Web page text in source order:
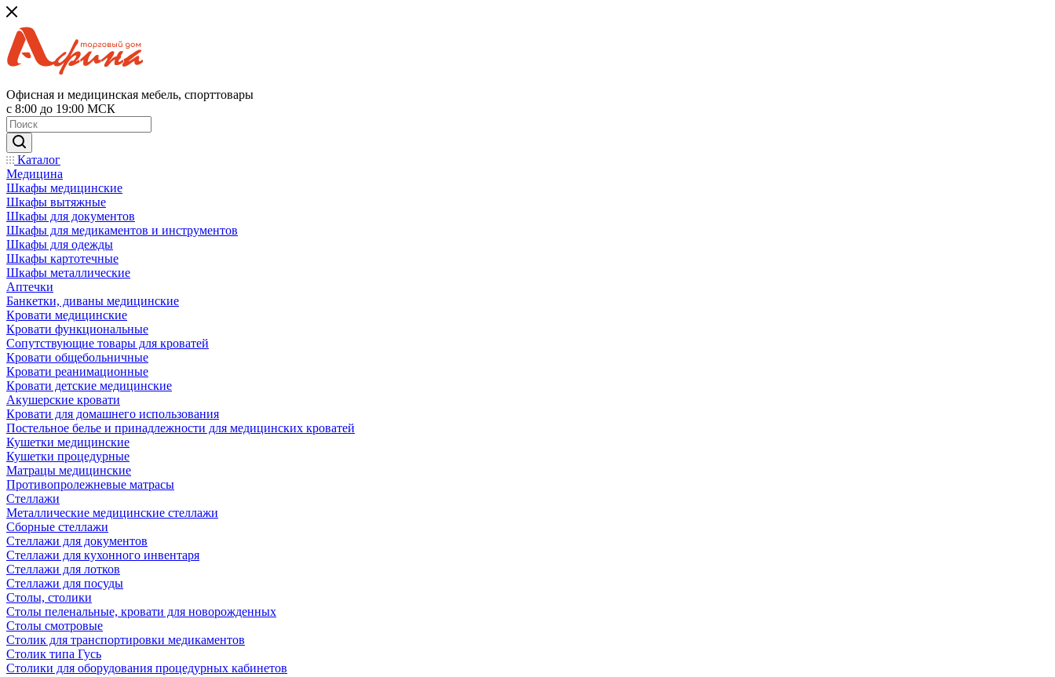
Офисная и медицинская мебель, спорттовары
с 8:00 до 19:00 МСК
Каталог
Медицина
Шкафы медицинские
Шкафы вытяжные
Шкафы для документов
Шкафы для медикаментов и инструментов
Шкафы для одежды
Шкафы картотечные
Шкафы металлические
Аптечки
Банкетки, диваны медицинские
Кровати медицинские
Кровати функциональные
Сопутствующие товары для кроватей
Кровати общебольничные
Кровати реанимационные
Кровати детские медицинские
Акушерские кровати
Кровати для домашнего использования
Постельное белье и принадлежности для медицинских кроватей
Кушетки медицинские
Кушетки процедурные
Матрацы медицинские
Противопролежневые матрасы
Стеллажи
Металлические медицинские стеллажи
Сборные стеллажи
Стеллажи для документов
Стеллажи для кухонного инвентаря
Стеллажи для лотков
Стеллажи для посуды
Столы, столики
Столы пеленальные, кровати для новорожденных
Столы смотровые
Столик для транспортировки медикаментов
Столик типа Гусь
Столики для оборудования процедурных кабинетов